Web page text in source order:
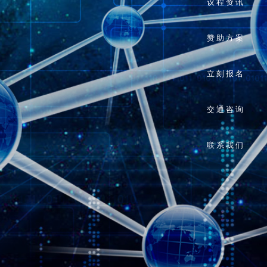
议程资讯
赞助方案
立刻报名
交通咨询
联系我们